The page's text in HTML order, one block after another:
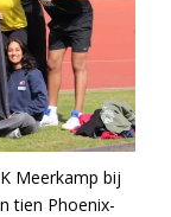
Meerkamp bij
tien Phoenix-